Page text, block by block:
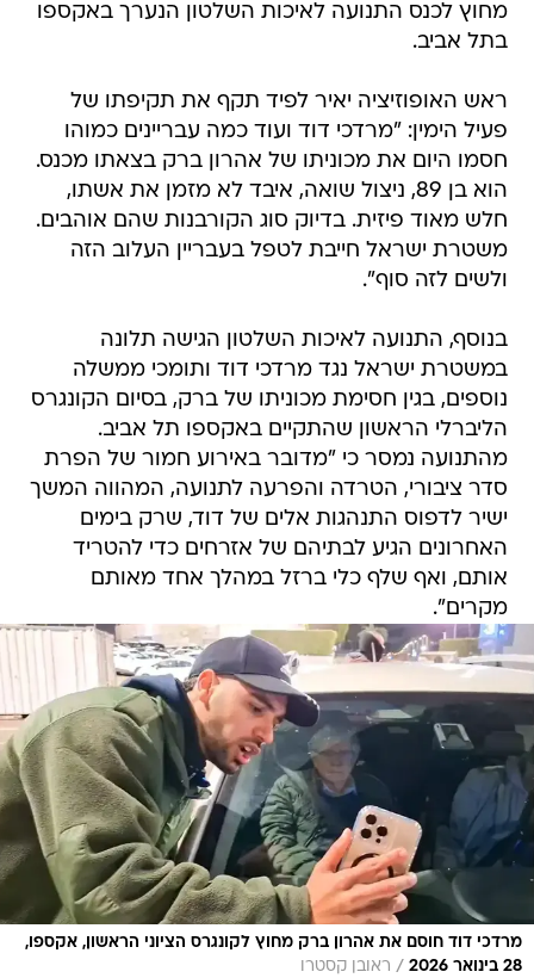
מחוץ לכנס התנועה לאיכות השלטון הנערך באקספו
בתל אביב.
ראש האופוזיציה יאיר לפיד תקף את תקיפתו של
פעיל הימין: "מרדכי דוד ועוד כמה עבריינים כמוהו
חסמו היום את מכוניתו של אהרון ברק בצאתו מכנס.
הוא בן 89, ניצול שואה, איבד לא מזמן את אשתו,
חלש מאוד פיזית. בדיוק סוג הקורבנות שהם אוהבים.
‏משטרת ישראל חייבת לטפל בעבריין העלוב הזה
ולשים לזה סוף".
בנוסף, התנועה לאיכות השלטון הגישה תלונה
במשטרת ישראל נגד מרדכי דוד ותומכי ממשלה
נוספים, בגין חסימת מכוניתו של ברק, בסיום הקונגרס
הליברלי הראשון שהתקיים באקספו תל אביב.
מהתנועה נמסר כי "מדובר באירוע חמור של הפרת
סדר ציבורי, הטרדה והפרעה לתנועה, המהווה המשך
ישיר לדפוס התנהגות אלים של דוד, שרק בימים
האחרונים הגיע לבתיהם של אזרחים כדי להטריד
אותם, ואף שלף כלי ברזל במהלך אחד מאותם
מקרים".
מרדכי דוד חוסם את אהרון ברק מחוץ לקונגרס הציוני הראשון, אקספו,
28 בינואר 2026
/ ראובן קסטרו